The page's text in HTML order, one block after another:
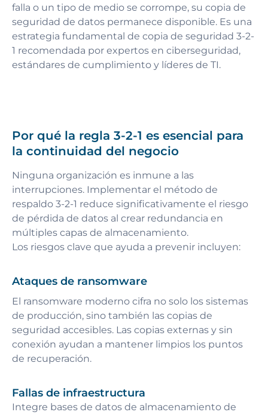
falla o un tipo de medio se corrompe, su copia de
seguridad de datos permanece disponible. Es una
estrategia fundamental de copia de seguridad 3-2-
1 recomendada por expertos en ciberseguridad,
estándares de cumplimiento y líderes de TI.
Por qué la regla 3-2-1 es esencial para
la continuidad del negocio
Ninguna organización es inmune a las
interrupciones. Implementar el método de
respaldo 3-2-1 reduce significativamente el riesgo
de pérdida de datos al crear redundancia en
múltiples capas de almacenamiento.
Los riesgos clave que ayuda a prevenir incluyen:
Ataques de ransomware
El ransomware moderno cifra no solo los sistemas
de producción, sino también las copias de
seguridad accesibles. Las copias externas y sin
conexión ayudan a mantener limpios los puntos
de recuperación.
Fallas de infraestructura
Integre bases de datos de almacenamiento de